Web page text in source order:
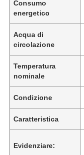
Consumo
energetico
Acqua di
circolazione
Temperatura
nominale
Condizione
Caratteristica
Evidenziare: